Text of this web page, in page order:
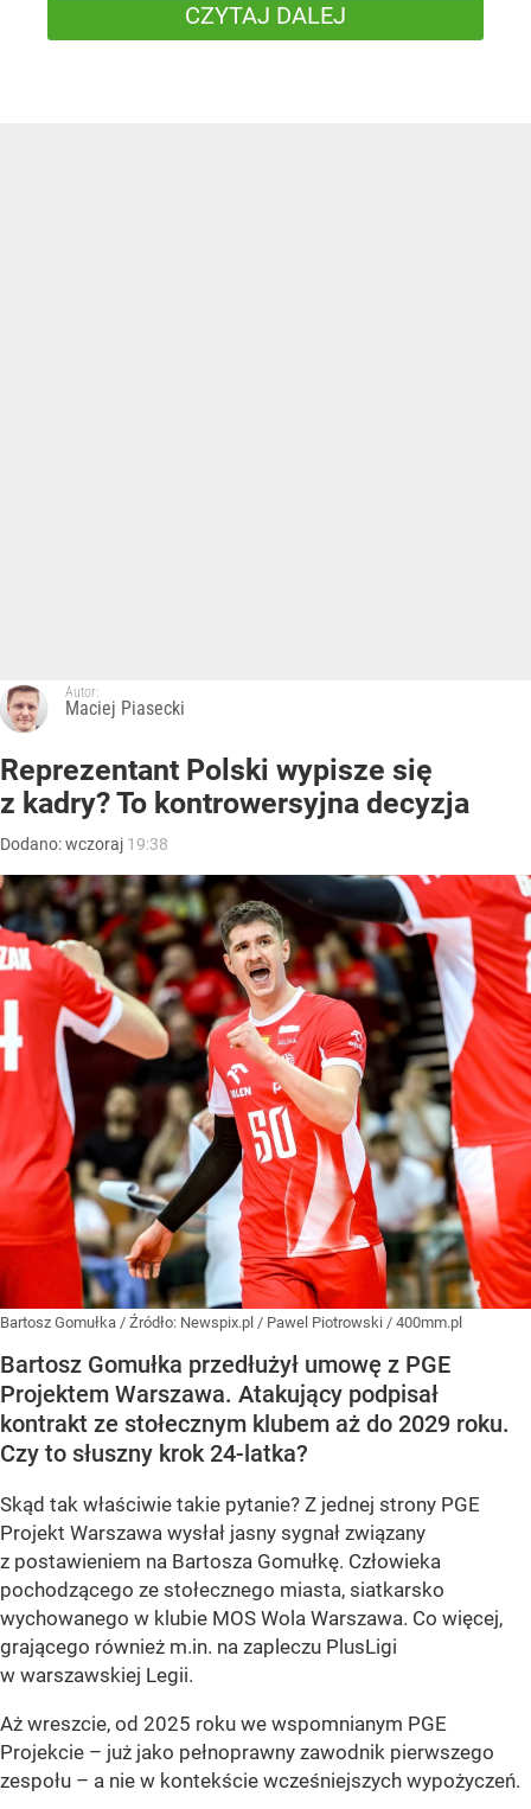
CZYTAJ DALEJ
Autor:
Maciej Piasecki
Reprezentant Polski wypisze się
z kadry? To kontrowersyjna decyzja
Dodano:wczoraj 19:38
Bartosz Gomułka / Źródło: Newspix.pl / Pawel Piotrowski / 400mm.pl
Bartosz Gomułka przedłużył umowę z PGE
Projektem Warszawa. Atakujący podpisał
kontrakt ze stołecznym klubem aż do 2029 roku.
Czy to słuszny krok 24-latka?
Skąd tak właściwie takie pytanie? Z jednej strony PGE
Projekt Warszawa wysłał jasny sygnał związany
z postawieniem na Bartosza Gomułkę. Człowieka
pochodzącego ze stołecznego miasta, siatkarsko
wychowanego w klubie MOS Wola Warszawa. Co więcej,
grającego również m.in. na zapleczu PlusLigi
w warszawskiej Legii.
Aż wreszcie, od 2025 roku we wspomnianym PGE
Projekcie – już jako pełnoprawny zawodnik pierwszego
zespołu – a nie w kontekście wcześniejszych wypożyczeń.